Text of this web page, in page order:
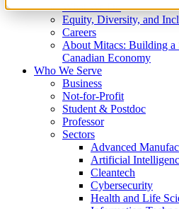
What We Do
Equity, Diversity, and
Careers
About Mitacs: Building a
Canadian Economy
Who We Serve
Business
Not-for-Profit
Student & Postdoc
Professor
Sectors
Advanced
Artificial
Cleantech
Cybersecurity
Health and Life